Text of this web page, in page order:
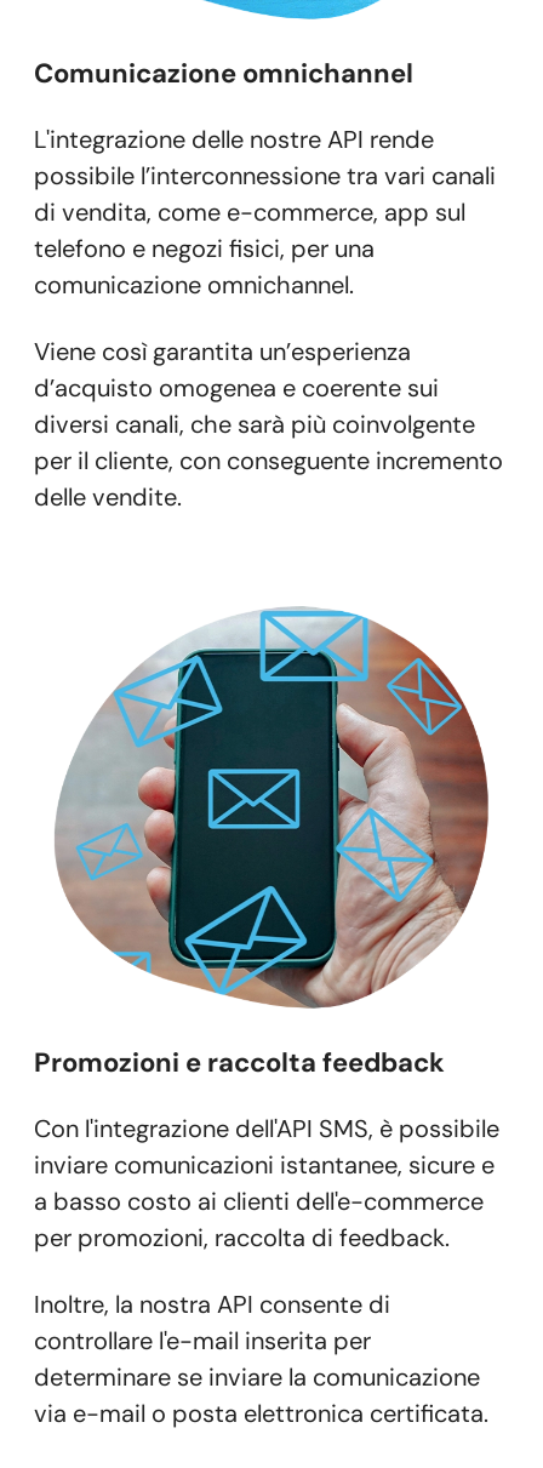
Comunicazione omnichannel
L'integrazione delle nostre API rende
possibile l’interconnessione tra vari canali
di vendita, come e-commerce, app sul
telefono e negozi fisici, per una
comunicazione omnichannel.
Viene così garantita un’esperienza
d’acquisto omogenea e coerente sui
diversi canali, che sarà più coinvolgente
per il cliente, con conseguente incremento
delle vendite.
Promozioni e raccolta feedback
Con l'integrazione dell'API SMS, è possibile
inviare comunicazioni istantanee, sicure e
a basso costo ai clienti dell'e-commerce
per promozioni, raccolta di feedback.
Inoltre, la nostra API consente di
controllare l'e-mail inserita per
determinare se inviare la comunicazione
via e-mail o posta elettronica certificata.